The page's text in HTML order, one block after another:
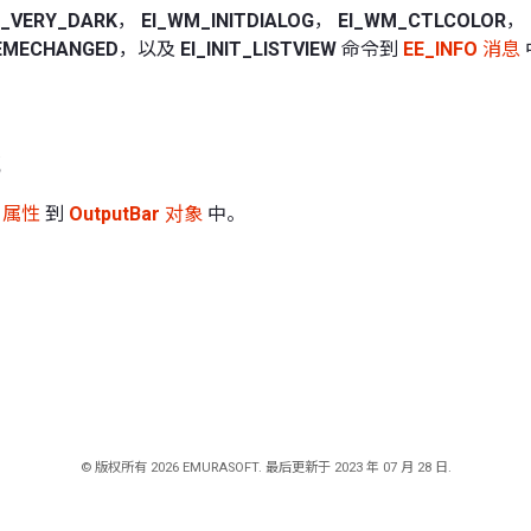
， EI_WM_INITDIALOG， EI_WM_CTLCOLOR，
，以及 EI_INIT_LISTVIEW 命令到 EE_INFO 消息
性 到 OutputBar 对象 中。
© 版权所有 2026 EMURASOFT. 最后更新于 2023 年 07 月 28 日.